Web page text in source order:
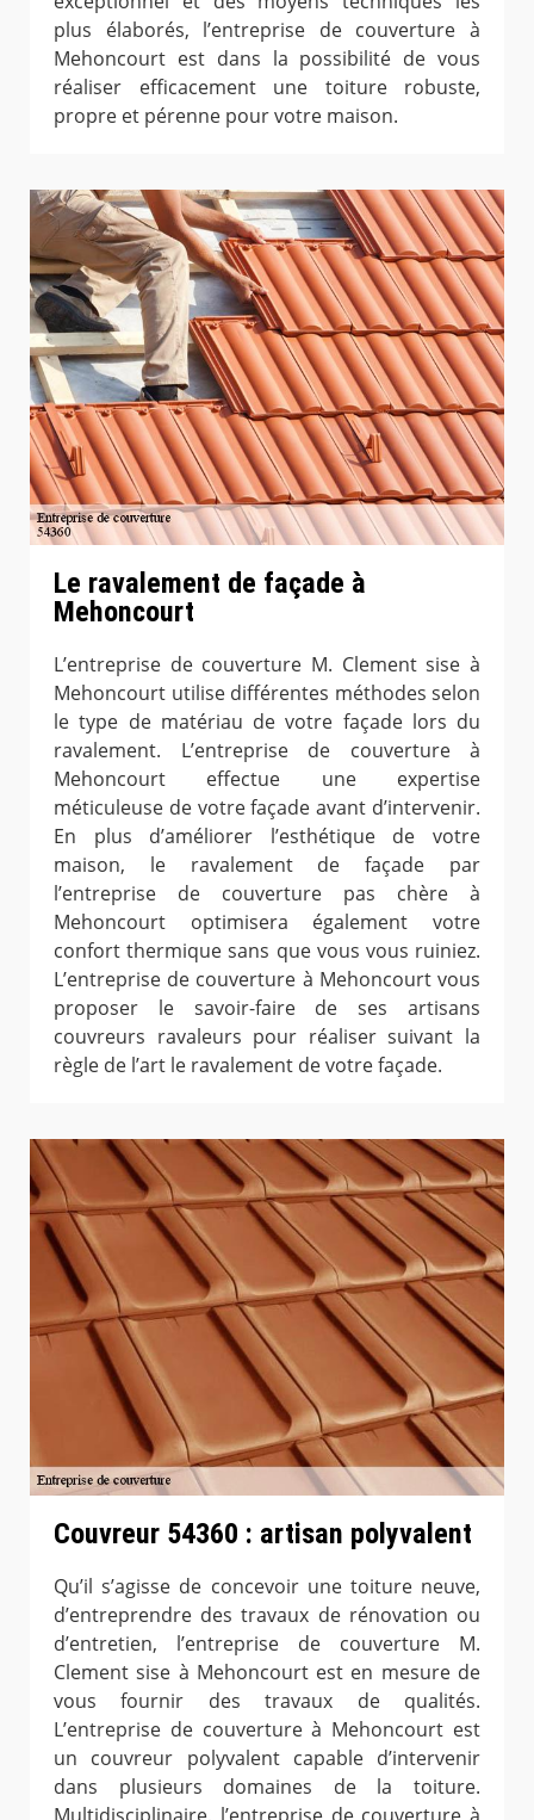
plus élaborés, l’entreprise de couverture à
Mehoncourt est dans la possibilité de vous
réaliser efficacement une toiture robuste,
propre et pérenne pour votre maison.
Le ravalement de façade à
Mehoncourt
L’entreprise de couverture M. Clement sise à
Mehoncourt utilise différentes méthodes selon
le type de matériau de votre façade lors du
ravalement. L’entreprise de couverture à
Mehoncourt effectue une expertise
méticuleuse de votre façade avant d’intervenir.
En plus d’améliorer l’esthétique de votre
maison, le ravalement de façade par
l’entreprise de couverture pas chère à
Mehoncourt optimisera également votre
confort thermique sans que vous vous ruiniez.
L’entreprise de couverture à Mehoncourt vous
proposer le savoir-faire de ses artisans
couvreurs ravaleurs pour réaliser suivant la
règle de l’art le ravalement de votre façade.
Couvreur 54360 : artisan polyvalent
Qu’il s’agisse de concevoir une toiture neuve,
d’entreprendre des travaux de rénovation ou
d’entretien, l’entreprise de couverture M.
Clement sise à Mehoncourt est en mesure de
vous fournir des travaux de qualités.
L’entreprise de couverture à Mehoncourt est
un couvreur polyvalent capable d’intervenir
dans plusieurs domaines de la toiture.